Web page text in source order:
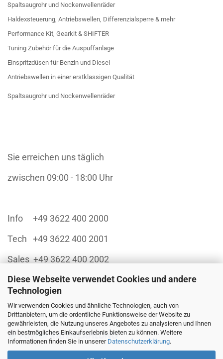
Diese Webseite verwendet Cookies und andere
Technologien
Wir verwenden Cookies und ähnliche Technologien, auch von
Drittanbietern, um die ordentliche Funktionsweise der Website zu
gewährleisten, die Nutzung unseres Angebotes zu analysieren und Ihnen
ein bestmögliches Einkaufserlebnis bieten zu können. Weitere
Informationen finden Sie in unserer Datenschutzerklärung.
Spaltsaugrohr und Nockenwellenräder
Haldexsteuerung, Antriebswellen, Differenzialsperre & mehr
Performance Kit, Gearkit & SHIFTER
Tuning Zubehör für die Auspuffanlage
Einspritzdüsen für Benzin und Diesel
Antriebswellen in einer erstklassigen Qualität
Spaltsaugrohr und Nockenwellenräder
Sie erreichen uns täglich
zwischen 09:00 - 18:00 Uhr
Info +49 3622 400 2000
Tech +49 3622 400 2001
Sales +49 3622 400 2002
Finanzieren Sie sich Ihren Einkauf über: